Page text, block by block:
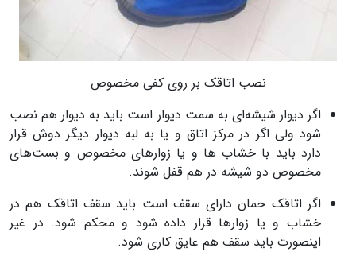
نصب اتاقک بر روی کفی مخصوص
اگر دیوار شیشه‌ای به سمت دیوار است باید به دیوار هم نصب
شود ولی اگر در مرکز اتاق و یا به لبه دیوار دیگر دوش قرار
دارد باید با خشاب ها و یا زوارهای مخصوص و بست‌های
مخصوص دو شیشه در هم قفل شوند.
اگر اتاقک حمان دارای سقف است باید سقف اتاقک هم در
خشاب و یا زوارها قرار داده شود و محکم شود. در غیر
اینصورت باید سقف هم عایق کاری شود.